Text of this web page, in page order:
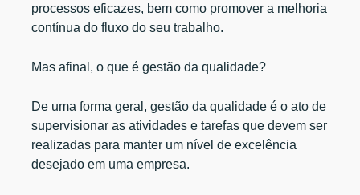
processos eficazes, bem como promover a melhoria
contínua do fluxo do seu trabalho.
Mas afinal, o que é gestão da qualidade?
De uma forma geral, gestão da qualidade é o ato de
supervisionar as atividades e tarefas que devem ser
realizadas para manter um nível de excelência
desejado em uma empresa.